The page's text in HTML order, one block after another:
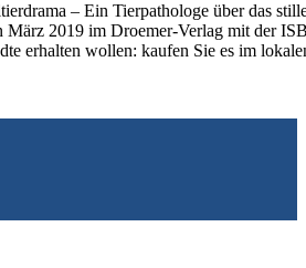
– Ein Tierpathologe über das
März 2019 im Droemer-Verlag mit der
erhalten wollen: kaufen Sie es im